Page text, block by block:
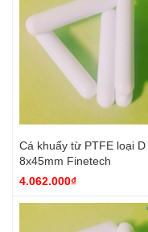
Cá khuấy từ PTFE loại D
8x45mm Finetech
4.062.000₫